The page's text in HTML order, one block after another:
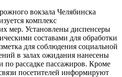
вокзала Челябинска
комплекс
мер. Установлены диспенсеры
составами для обработки
для соблюдения социальной
в залах ожидания нанесены
по рассадке пассажиров. Кроме
посетителей информируют